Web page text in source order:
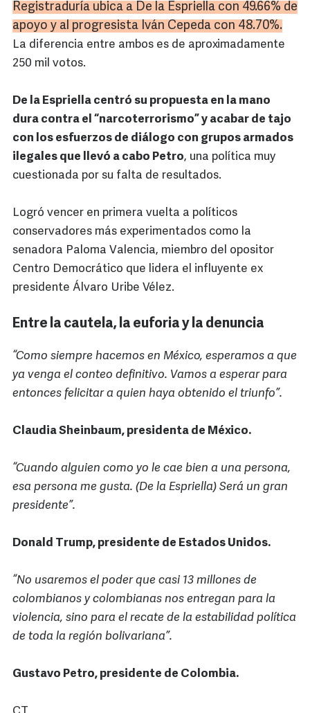
Registraduría ubica a De la Espriella con 49.66% de
apoyo y al progresista Iván Cepeda con 48.70%.
La diferencia entre ambos es de aproximadamente
250 mil votos.
De la Espriella centró su propuesta en la mano
dura contra el “narcoterrorismo” y acabar de tajo
con los esfuerzos de diálogo con grupos armados
ilegales que llevó a cabo Petro, una política muy
cuestionada por su falta de resultados.
Logró vencer en primera vuelta a políticos
conservadores más experimentados como la
senadora Paloma Valencia, miembro del opositor
Centro Democrático que lidera el influyente ex
presidente Álvaro Uribe Vélez.
Entre la cautela, la euforia y la denuncia
“Como siempre hacemos en México, esperamos a que
ya venga el conteo definitivo. Vamos a esperar para
entonces felicitar a quien haya obtenido el triunfo”.
Claudia Sheinbaum, presidenta de México.
“Cuando alguien como yo le cae bien a una persona,
esa persona me gusta. (De la Espriella) Será un gran
presidente”.
Donald Trump, presidente de Estados Unidos.
“No usaremos el poder que casi 13 millones de
colombianos y colombianas nos entregan para la
violencia, sino para el recate de la estabilidad política
de toda la región bolivariana”.
Gustavo Petro, presidente de Colombia.